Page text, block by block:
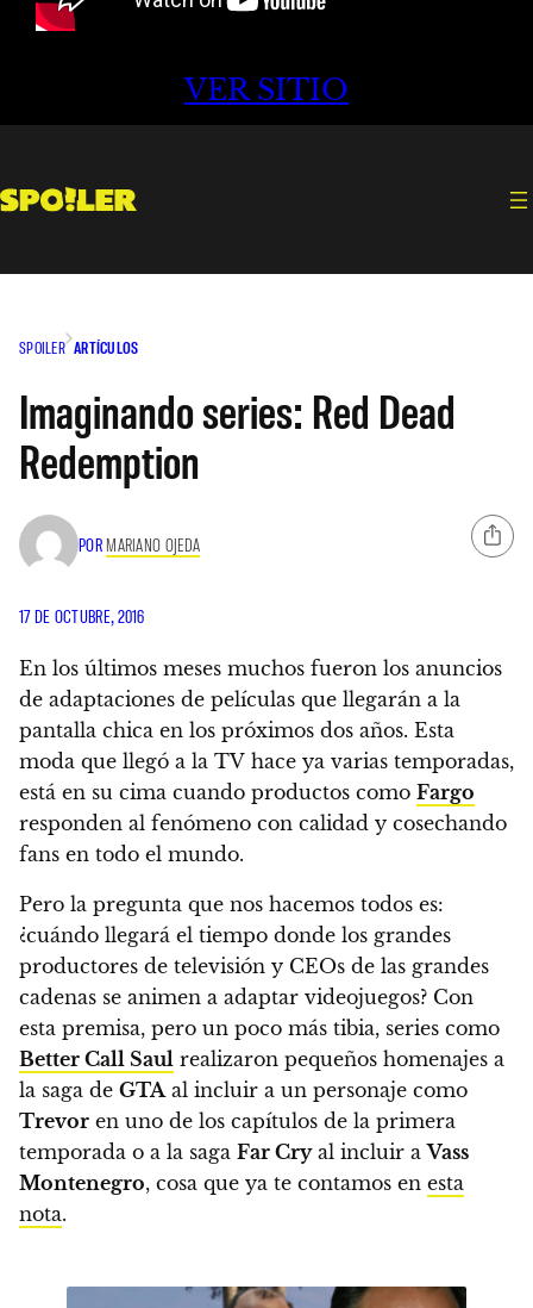
VER SITIO
SPOILER ARTÍCULOS
Imaginando series: Red Dead
Redemption
POR MARIANO OJEDA
17 DE OCTUBRE, 2016
En los últimos meses muchos fueron los anuncios
de adaptaciones de películas que llegarán a la
pantalla chica en los próximos dos años. Esta
moda que llegó a la TV hace ya varias temporadas,
está en su cima cuando productos como Fargo
responden al fenómeno con calidad y cosechando
fans en todo el mundo.
Pero la pregunta que nos hacemos todos es:
¿cuándo llegará el tiempo donde los grandes
productores de televisión y CEOs de las grandes
cadenas se animen a adaptar videojuegos? Con
esta premisa, pero un poco más tibia, series como
Better Call Saul realizaron pequeños homenajes a
la saga de GTA al incluir a un personaje como
Trevor en uno de los capítulos de la primera
temporada o a la saga Far Cryal incluir aVass
Montenegro, cosa que ya te contamos en esta
nota.